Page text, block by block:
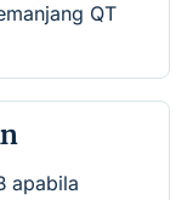
QT
apabila